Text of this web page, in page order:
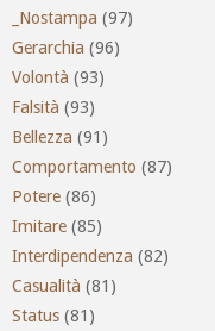
_Nostampa (97)
Gerarchia (96)
Volontà (93)
Falsità (93)
Bellezza (91)
Comportamento (87)
Potere (86)
Imitare (85)
Interdipendenza (82)
Casualità (81)
Status (81)